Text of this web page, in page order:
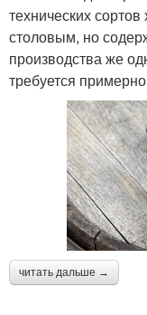
технических
столовым, но
производства же
требуется
читать дальше →